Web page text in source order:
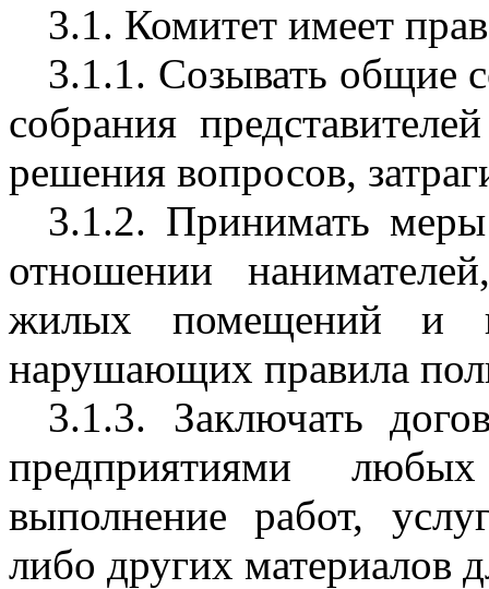
3.1. Комитет имеет
3.1.1. Созывать общие
собрания
решения вопросов,
3.1.2. Принимать меры
отношении
жилых помещений и
нарушающих правила
3.1.3. Заключать
предприятиями
выполнение работ,
либо других материалов